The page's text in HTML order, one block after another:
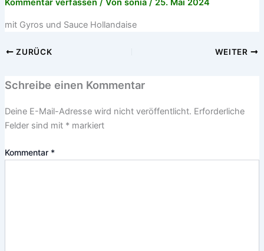
Kommentar verfassen / Von sonia / 25. Mai 2024
mit Gyros und Sauce Hollandaise
ZURÜCK WEITER
Schreibe einen Kommentar
Deine E-Mail-Adresse wird nicht veröffentlicht. Erforderliche
Felder sind mit *markiert
Kommentar *